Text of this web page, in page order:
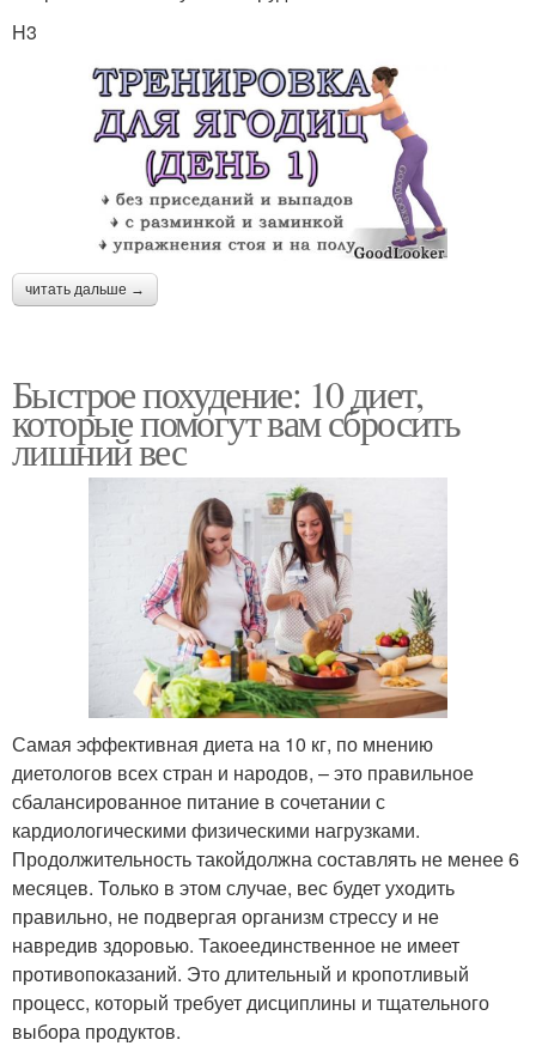
H3
читать дальше →
Быстрое похудение: 10 диет,
которые помогут вам сбросить
лишний вес
Самая эффективная диета на 10 кг, по мнению
диетологов всех стран и народов, – это правильное
сбалансированное питание в сочетании с
кардиологическими физическими нагрузками.
Продолжительность такойдолжна составлять не менее 6
месяцев. Только в этом случае, вес будет уходить
правильно, не подвергая организм стрессу и не
навредив здоровью. Такоеединственное не имеет
противопоказаний. Это длительный и кропотливый
процесс, который требует дисциплины и тщательного
выбора продуктов.